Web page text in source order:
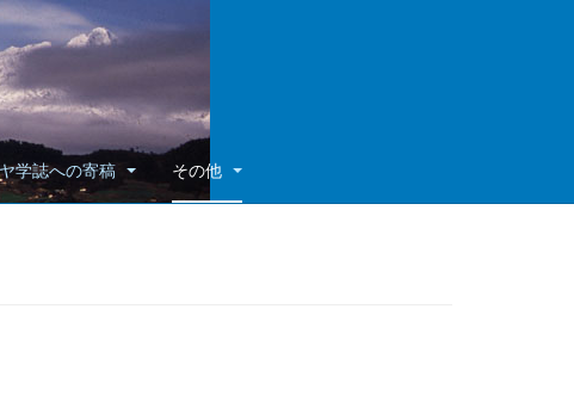
学誌への寄稿 その他